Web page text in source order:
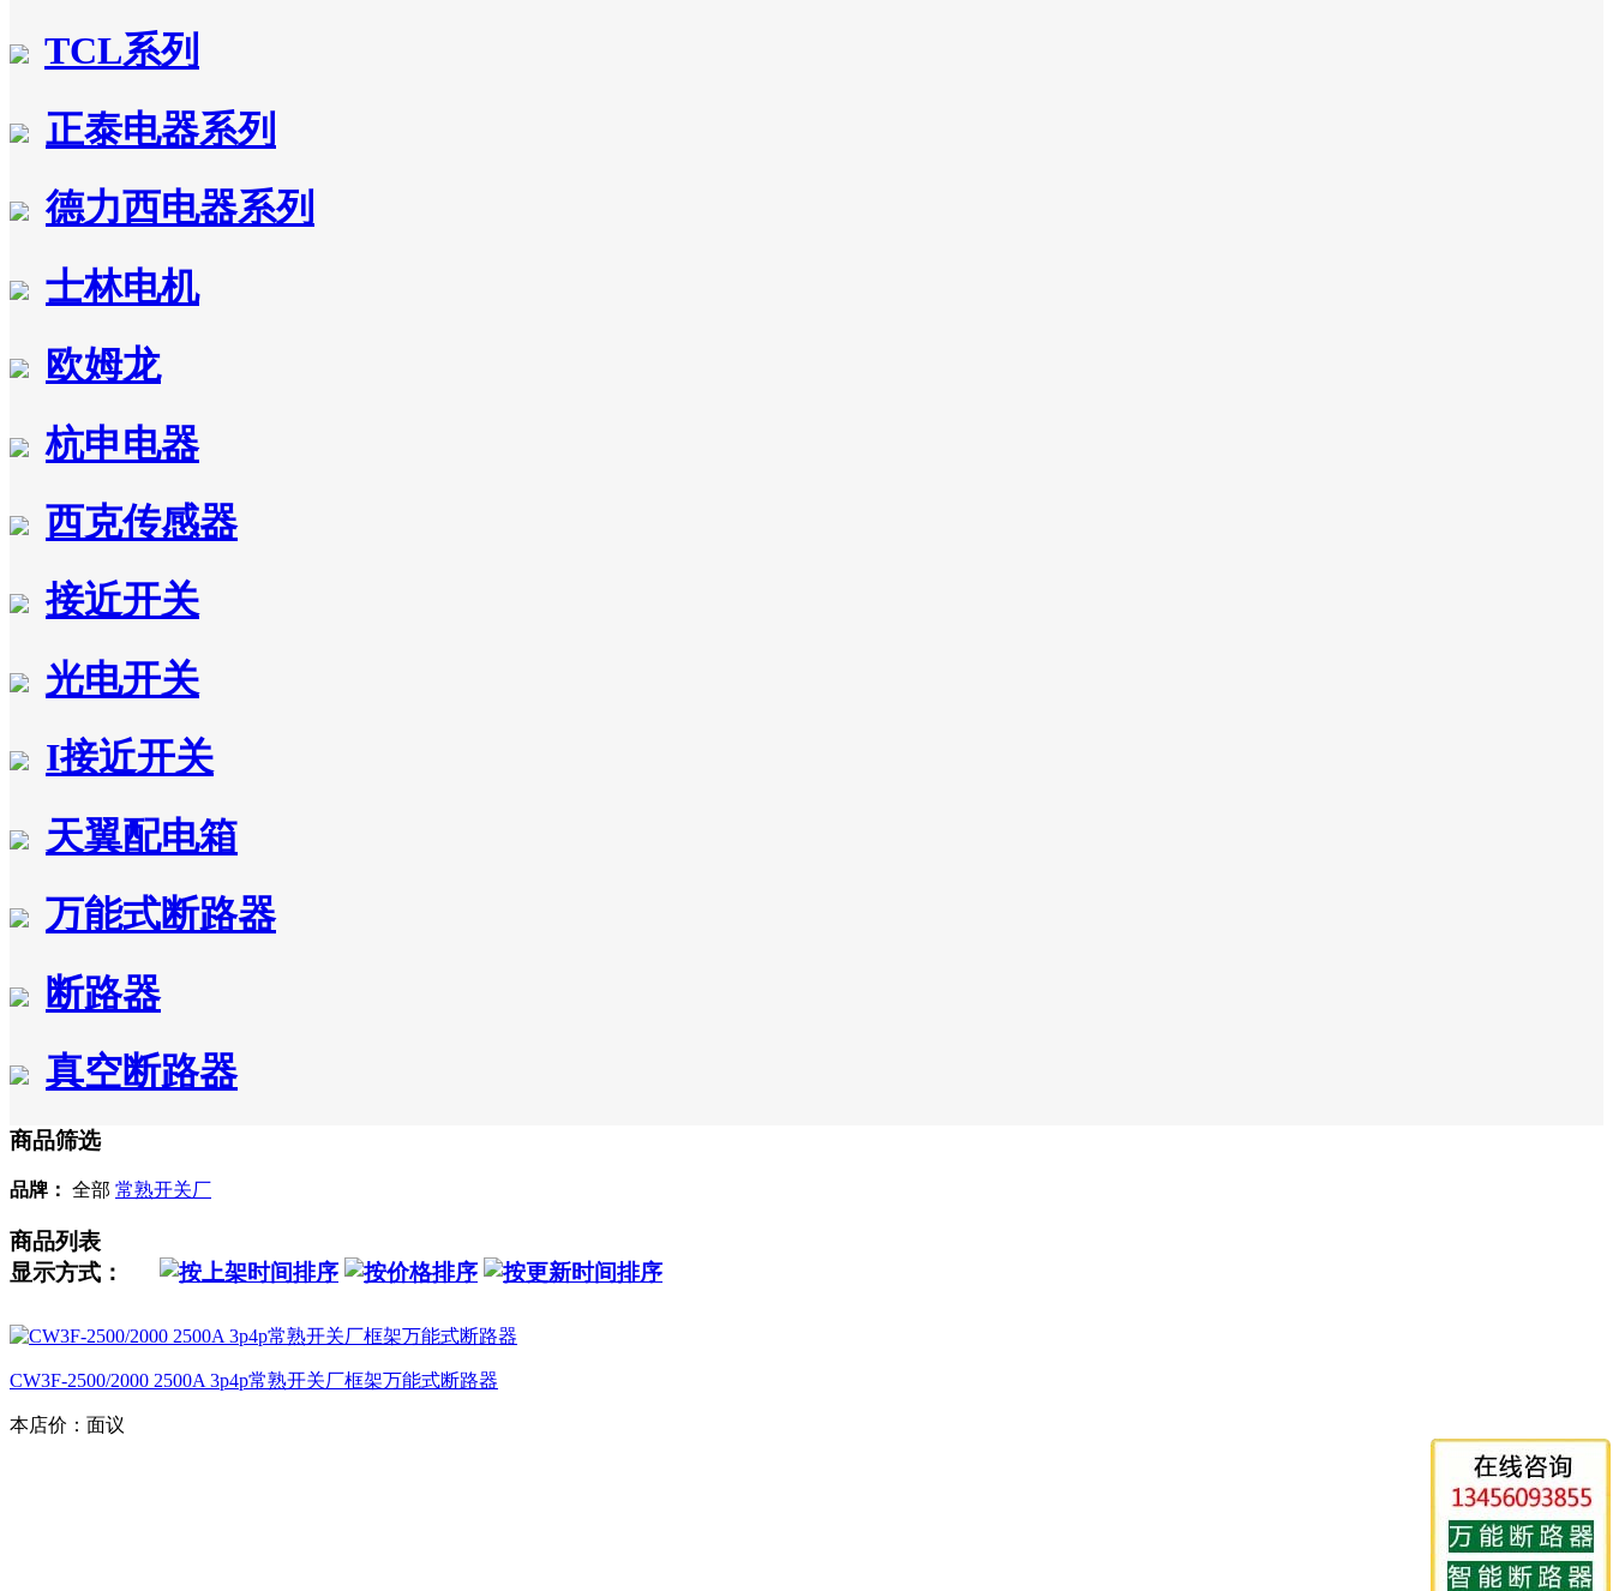
TCL系列
正泰电器系列
德力西电器系列
士林电机
欧姆龙
杭申电器
西克传感器
接近开关
光电开关
I接近开关
天翼配电箱
万能式断路器
断路器
真空断路器
商品筛选
品牌： 全部 常熟开关厂
商品列表
显示方式：
CW3F-2500/2000 2500A 3p4p常熟开关厂框架万能式断路器
本店价： 面议